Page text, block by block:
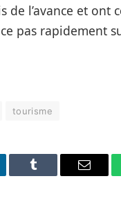
de l’avance et ont
pas rapidement
tourisme
Tumblr Email